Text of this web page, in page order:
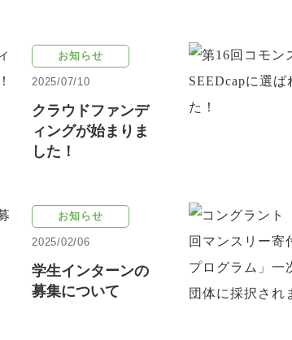
お知らせ
2025/07/10
クラウドファンデ
ィングが始まりま
した！
お知らせ
2025/02/06
学生インターンの
募集について